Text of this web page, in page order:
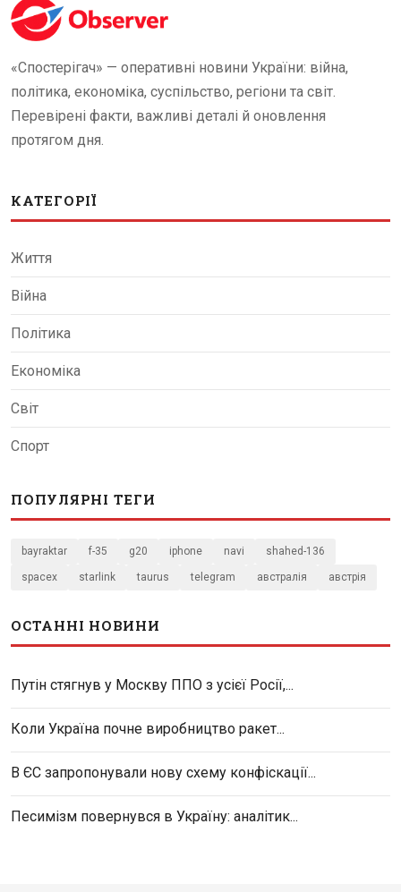
«Спостерігач» — оперативні новини України: війна,
політика, економіка, суспільство, регіони та світ.
Перевірені факти, важливі деталі й оновлення
протягом дня.
КАТЕГОРІЇ
Життя
Війна
Політика
Економіка
Світ
Спорт
ПОПУЛЯРНІ ТЕГИ
bayraktar f-35 g20 iphone navi shahed-136
spacex starlink taurus telegram австралія австрія
ОСТАННІ НОВИНИ
Путін стягнув у Москву ППО з усієї Росії,...
Коли Україна почне виробництво ракет...
В ЄС запропонували нову схему конфіскації...
Песимізм повернувся в Україну: аналітик...